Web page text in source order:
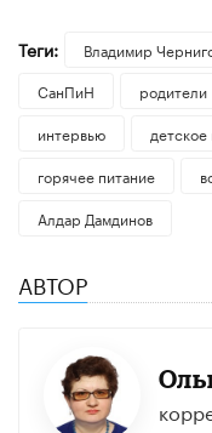
Теги: Владимир
СанПиН
родители
интервью
горячее питание
Алдар Дамдинов
АВТОР